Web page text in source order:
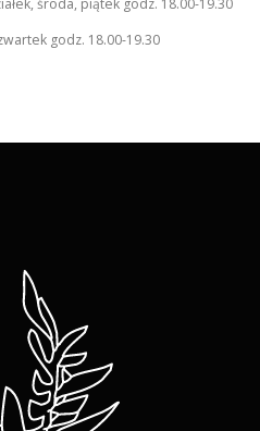
środa, piątek godz. 18.00-19.30
godz. 18.00-19.30